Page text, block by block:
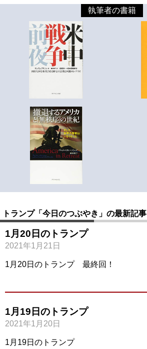
執筆者の書籍
トランプ「今日のつぶやき」の最新記事
1月20日のトランプ
2021年1月21日
1月20日のトランプ 最終回！
1月19日のトランプ
2021年1月20日
1月19日のトランプ